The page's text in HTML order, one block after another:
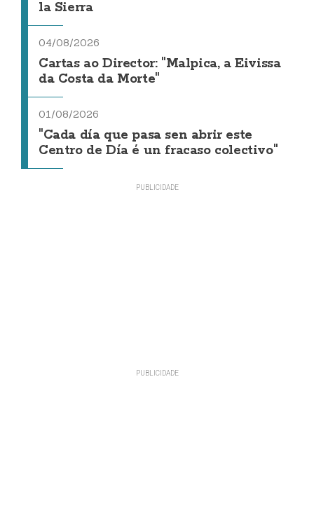
la Sierra
04/08/2026
Cartas ao Director: "Malpica, a Eivissa
da Costa da Morte"
01/08/2026
"Cada día que pasa sen abrir este
Centro de Día é un fracaso colectivo"